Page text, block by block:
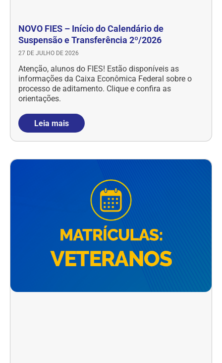
NOVO FIES – Início do Calendário de
Suspensão e Transferência 2º/2026
27 DE JULHO DE 2026
Atenção, alunos do FIES! Estão disponíveis as
informações da Caixa Econômica Federal sobre o
processo de aditamento. Clique e confira as
orientações.
Leia mais